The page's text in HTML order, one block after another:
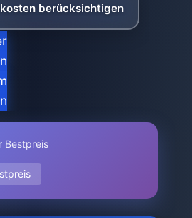
berücksichtigen
Bestpreis